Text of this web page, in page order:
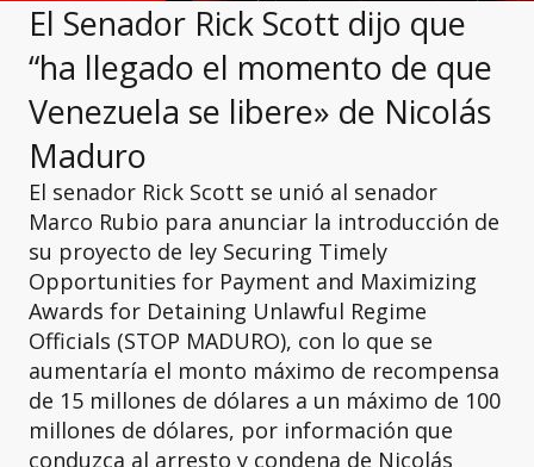
El Senador Rick Scott dijo que
“ha llegado el momento de que
Venezuela se libere» de Nicolás
Maduro
El senador Rick Scott se unió al senador
Marco Rubio para anunciar la introducción de
su proyecto de ley Securing Timely
Opportunities for Payment and Maximizing
Awards for Detaining Unlawful Regime
Officials (STOP MADURO), con lo que se
aumentaría el monto máximo de recompensa
de 15 millones de dólares a un máximo de 100
millones de dólares, por información que
conduzca al arresto y condena de Nicolás